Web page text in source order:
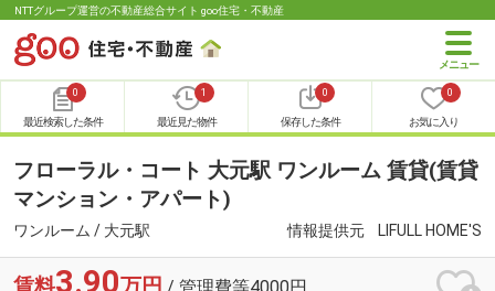
NTTグループ運営の不動産総合サイト goo住宅・不動産
0
最近検索した条件
1
最近見た物件
0
保存した条件
0
お気に入り
フローラル・コート 大元駅 ワンルーム 賃貸(賃貸
マンション・アパート)
ワンルーム / 大元駅 情報提供元 LIFULL HOME'S
3.90